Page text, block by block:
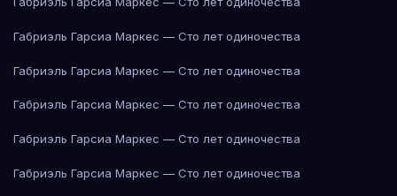
Габриэль Гарсиа Маркес — Сто лет одиночества
Габриэль Гарсиа Маркес — Сто лет одиночества
Габриэль Гарсиа Маркес — Сто лет одиночества
Габриэль Гарсиа Маркес — Сто лет одиночества
Габриэль Гарсиа Маркес — Сто лет одиночества